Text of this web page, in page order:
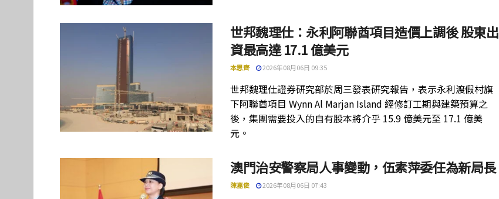
世邦魏理仕：永利阿聯酋項目造價上調後 股東出
資最高達 17.1 億美元
本思齊 2026年08月06日 09:35
世邦魏理仕證券研究部於周三發表研究報告，表示永利渡假村旗
下阿聯酋項目 Wynn Al Marjan Island 經修訂工期與建築預算之
後，集團需要投入的自有股本將介乎 15.9 億美元至 17.1 億美
元。
澳門治安警察局人事變動，伍素萍委任為新局長
陳嘉俊 2026年08月06日 07:43